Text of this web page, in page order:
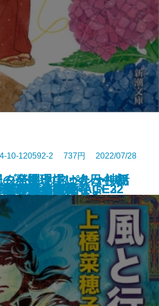
ダー―クトゥルー神話
が多すぎる
名推理(スペシャリ
ス 芥子の花
が名を記憶せよ
か見えない
てしまうから
本清張
」が開いていたか―初
傑作集―
合せ帖 日照雨
10-120592-2 737円 2022/07/28
―守り人外伝―
小説は書けない
るまえに
スで待ってる AGE22
で待ってる AGE32
―発掘現場は今日も命
められない